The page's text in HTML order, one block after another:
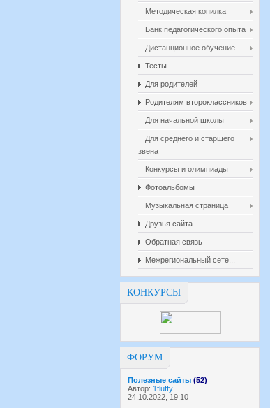
Методическая копилка
Банк педагогического опыта
Дистанционное обучение
Тесты
Для родителей
Родителям второклассников
Для начальной школы
Для среднего и старшего
звена
Конкурсы и олимпиады
Фотоальбомы
Музыкальная страница
Друзья сайта
Обратная связь
Межрегиональный сете...
КОНКУРСЫ
ФОРУМ
Полезные сайты (52)
Автор: 1fluffy
24.10.2022, 19:10